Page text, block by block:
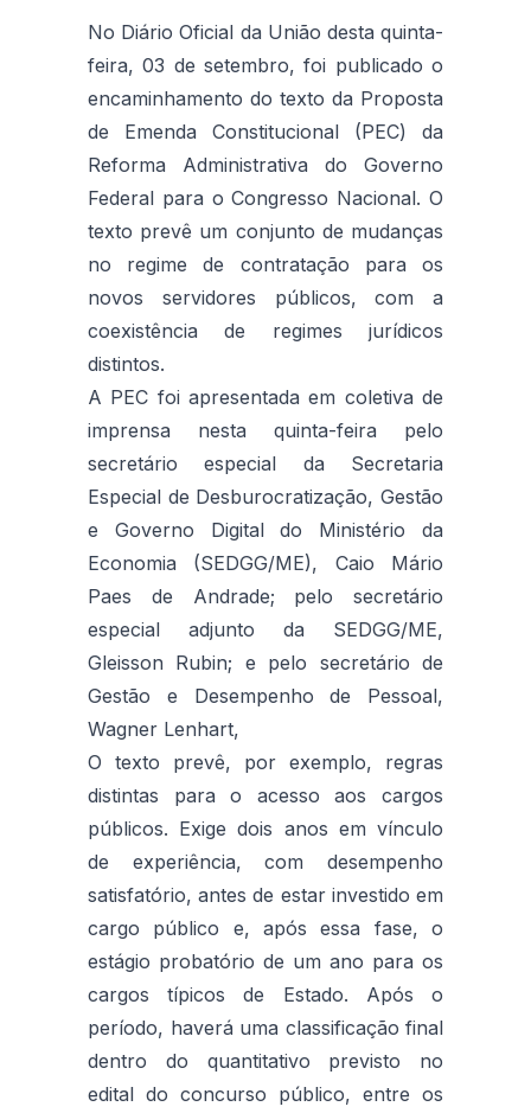
No Diário Oficial da União desta quinta-
feira, 03 de setembro, foi publicado o
encaminhamento do texto da Proposta
de Emenda Constitucional (PEC) da
Reforma Administrativa do Governo
Federal para o Congresso Nacional. O
texto prevê um conjunto de mudanças
no regime de contratação para os
novos servidores públicos, com a
coexistência de regimes jurídicos
distintos.
A PEC foi apresentada em coletiva de
imprensa nesta quinta-feira pelo
secretário especial da Secretaria
Especial de Desburocratização, Gestão
e Governo Digital do Ministério da
Economia (SEDGG/ME), Caio Mário
Paes de Andrade; pelo secretário
especial adjunto da SEDGG/ME,
Gleisson Rubin; e pelo secretário de
Gestão e Desempenho de Pessoal,
Wagner Lenhart,
O texto prevê, por exemplo, regras
distintas para o acesso aos cargos
públicos. Exige dois anos em vínculo
de experiência, com desempenho
satisfatório, antes de estar investido em
cargo público e, após essa fase, o
estágio probatório de um ano para os
cargos típicos de Estado. Após o
período, haverá uma classificação final
dentro do quantitativo previsto no
edital do concurso público, entre os